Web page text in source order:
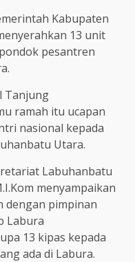
Kabupaten
13 unit
pesantren
Tanjung
ramah itu ucapan
nasional kepada
Utara.
Labuhanbatu
menyampaikan
dengan pimpinan
Labura
13 kipas kepada
ada di Labura.